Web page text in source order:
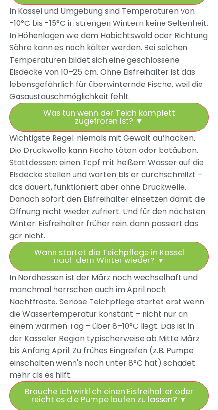
In Kassel und Umgebung sind Temperaturen von
-10°C bis -15°C in strengen Wintern keine Seltenheit.
In Höhenlagen wie dem Habichtswald oder Richtung
Söhre kann es noch kälter werden. Bei solchen
Temperaturen bildet sich eine geschlossene
Eisdecke von 10–25 cm. Ohne Eisfreihalter ist das
lebensgefährlich für überwinternde Fische, weil die
Gasaustauschmöglichkeit fehlt.
Was tun wenn der Teich komplett
zugefroren ist? ▼
Wichtigste Regel: niemals mit Gewalt aufhacken.
Die Druckwelle kann Fische töten oder betäuben.
Stattdessen: einen Topf mit heißem Wasser auf die
Eisdecke stellen und warten bis er durchschmilzt –
das dauert, funktioniert aber ohne Druckwelle.
Danach sofort den Eisfreihalter einsetzen damit die
Öffnung nicht wieder zufriert. Und für den nächsten
Winter: Eisfreihalter früher rein, dann passiert das
gar nicht.
Wann startet die Teichpflege in Kassel
nach dem Winter wieder? ▼
In Nordhessen ist der März noch wechselhaft und
manchmal herrschen auch im April noch
Nachtfröste. Seriöse Teichpflege startet erst wenn
die Wassertemperatur konstant – nicht nur an
einem warmen Tag – über 8–10°C liegt. Das ist in
der Kasseler Region typischerweise ab Mitte März
bis Anfang April. Zu frühes Eingreifen (z.B. Pumpe
einschalten wenn's noch unter 8°C hat) schadet
mehr als es hilft.
Brauche ich wirklich einen Eisfreihalter oder
reicht es die Pumpe laufen zu lassen? ▼